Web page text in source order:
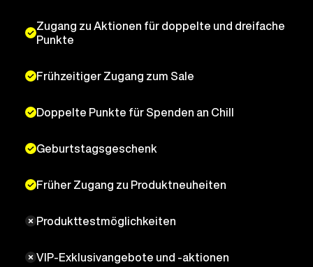
Zugang zu Aktionen für doppelte und dreifache
Punkte
Frühzeitiger Zugang zum Sale
Doppelte Punkte für Spenden an Chill
Geburtstagsgeschenk
Früher Zugang zu Produktneuheiten
Produkttestmöglichkeiten
VIP-Exklusivangebote und -aktionen